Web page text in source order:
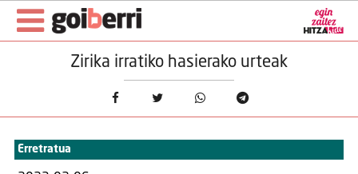
Zirika irratiko hasierako urteak
Erretratua